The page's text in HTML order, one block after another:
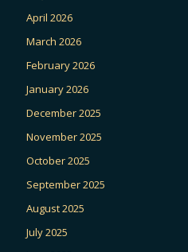
April 2026
March 2026
February 2026
January 2026
December 2025
November 2025
October 2025
September 2025
August 2025
July 2025